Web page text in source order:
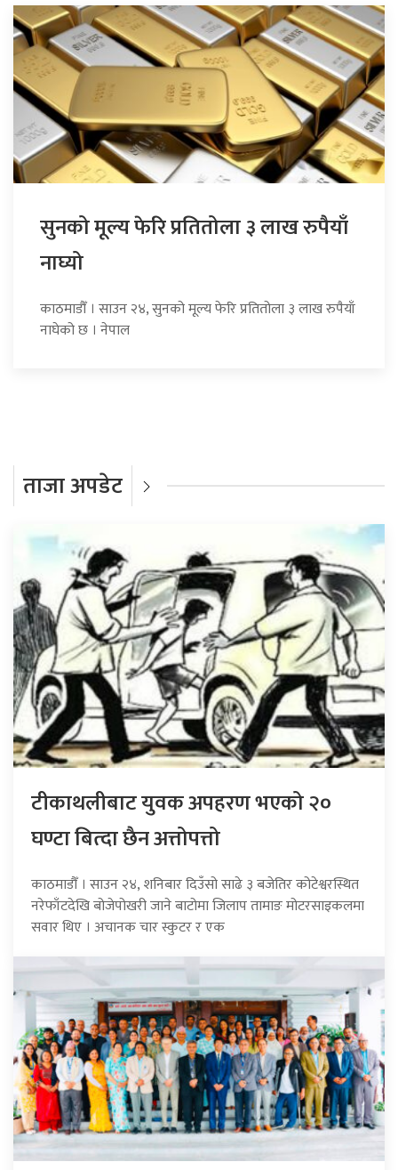
सुनको मूल्य फेरि प्रतितोला ३ लाख रुपैयाँ
नाघ्यो
काठमाडौँ । साउन २४, सुनको मूल्य फेरि प्रतितोला ३ लाख रुपैयाँ
नाघेको छ । नेपाल
ताजा अपडेट
टीकाथलीबाट युवक अपहरण भएको २०
घण्टा बित्दा छैन अत्तोपत्तो
काठमाडौँ । साउन २४, शनिबार दिउँसो साढे ३ बजेतिर कोटेश्वरस्थित
नरेफाँटदेखि बोजेपोखरी जाने बाटोमा जिलाप तामाङ मोटरसाइकलमा
सवार थिए । अचानक चार स्कुटर र एक